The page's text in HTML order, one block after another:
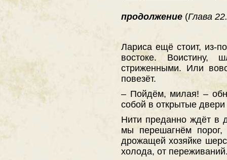
продолжение (Глава
Лариса ещё стоит, из-
востоке.
стриженными. Или
повезёт.
– Пойдём, милая! –
собой в открытые
Нити преданно ждёт в
мы перешагнём
дрожащей хозяйке
холода, от